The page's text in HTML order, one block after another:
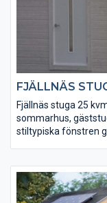
FJÄLLNÄS
Fjällnäs stuga 25
sommarhus,
stiltypiska fönstren
vara kreativ på. Till
tillbehör och du
även med Galgat